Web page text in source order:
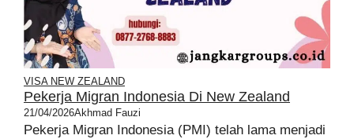
VISA NEW ZEALAND
Pekerja Migran Indonesia Di New Zealand
21/04/2026Akhmad Fauzi
Pekerja Migran Indonesia (PMI) telah lama menjadi